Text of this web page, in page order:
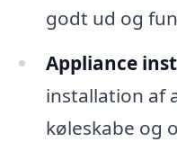
godt ud og
Appliance
installation af
køleskabe og